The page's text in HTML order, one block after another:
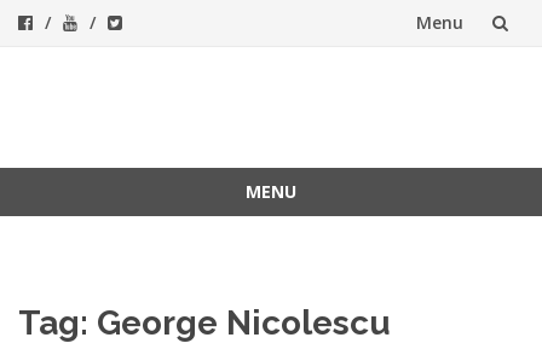
Menu
MENU
Tag: George Nicolescu